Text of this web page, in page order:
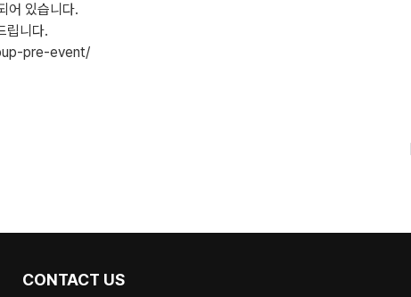
어 있습니다.
립니다.
pre-event/
CONTACT US